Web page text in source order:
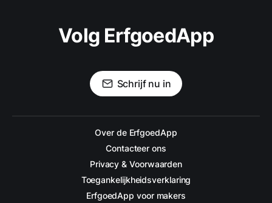
Volg ErfgoedApp
Schrijf nu in
Over de ErfgoedApp
Contacteer ons
Privacy & Voorwaarden
Toegankelijkheidsverklaring
ErfgoedApp voor makers